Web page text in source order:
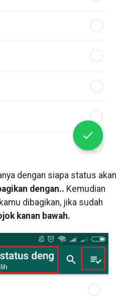
dengan siapa status akan
dengan.. Kemudian
dibagikan, jika sudah
kanan bawah.